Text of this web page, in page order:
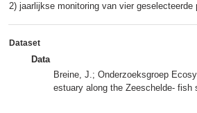
2) jaarlijkse monitoring van vier
Dataset
Data
Breine, J.; Onderzoeksgroep
estuary along the Zeeschelde- fish